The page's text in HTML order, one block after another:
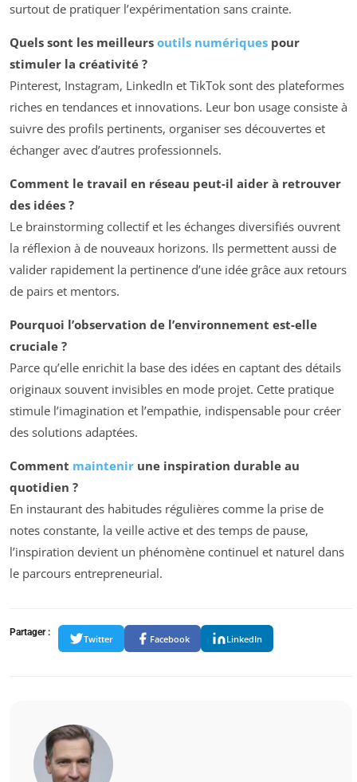
surtout de pratiquer l’expérimentation sans crainte.
Quels sont les meilleurs outils numériques pour
stimuler la créativité ?
Pinterest, Instagram, LinkedIn et TikTok sont des plateformes
riches en tendances et innovations. Leur bon usage consiste à
suivre des profils pertinents, organiser ses découvertes et
échanger avec d’autres professionnels.
Comment le travail en réseau peut-il aider à retrouver
des idées ?
Le brainstorming collectif et les échanges diversifiés ouvrent
la réflexion à de nouveaux horizons. Ils permettent aussi de
valider rapidement la pertinence d’une idée grâce aux retours
de pairs et mentors.
Pourquoi l’observation de l’environnement est-elle
cruciale ?
Parce qu’elle enrichit la base des idées en captant des détails
originaux souvent invisibles en mode projet. Cette pratique
stimule l’imagination et l’empathie, indispensable pour créer
des solutions adaptées.
Comment maintenir une inspiration durable au
quotidien ?
En instaurant des habitudes régulières comme la prise de
notes constante, la veille active et des temps de pause,
l’inspiration devient un phénomène continuel et naturel dans
le parcours entrepreneurial.
Partager :
Twitter Facebook LinkedIn